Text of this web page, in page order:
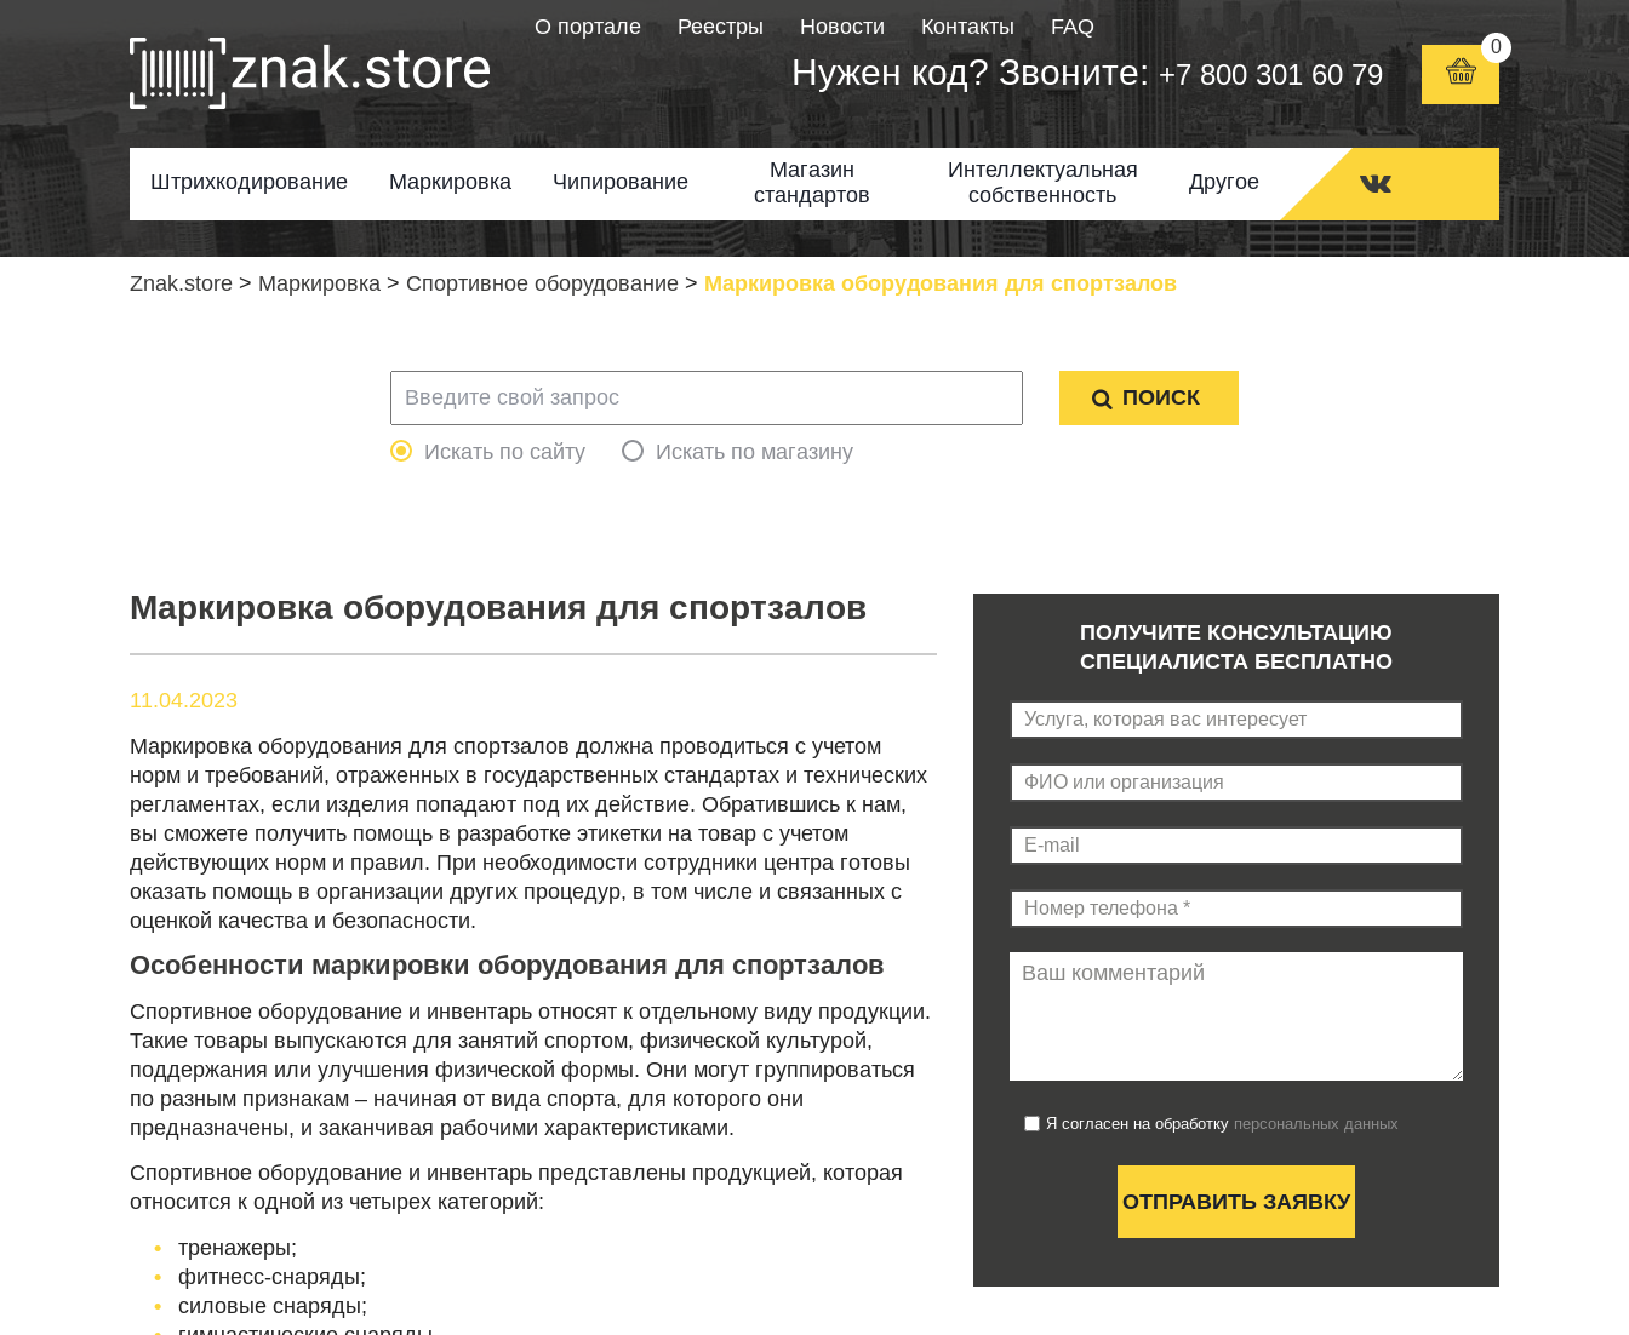
О портале Реестры Новости Контакты FAQ
Нужен код? Звоните: +7 800 301 60 79
0
Штрихкодирование Маркировка Чипирование
Магазин
стандартов
Интеллектуальная
собственность
Другое
Znak.store > Маркировка > Спортивное оборудование > Маркировка оборудования для спортзалов
Искать по сайту Искать по магазину
Маркировка оборудования для спортзалов
11.04.2023
Маркировка оборудования для спортзалов должна проводиться с учетом
норм и требований, отраженных в государственных стандартах и технических
регламентах, если изделия попадают под их действие. Обратившись к нам,
вы сможете получить помощь в разработке этикетки на товар с учетом
действующих норм и правил. При необходимости сотрудники центра готовы
оказать помощь в организации других процедур, в том числе и связанных с
оценкой качества и безопасности.
Особенности маркировки оборудования для спортзалов
Спортивное оборудование и инвентарь относят к отдельному виду продукции.
Такие товары выпускаются для занятий спортом, физической культурой,
поддержания или улучшения физической формы. Они могут группироваться
по разным признакам – начиная от вида спорта, для которого они
предназначены, и заканчивая рабочими характеристиками.
Спортивное оборудование и инвентарь представлены продукцией, которая
относится к одной из четырех категорий:
тренажеры;
фитнесс-снаряды;
силовые снаряды;
ПОЛУЧИТЕ КОНСУЛЬТАЦИЮ
СПЕЦИАЛИСТА БЕСПЛАТНО
Я согласен на обработку персональных данных